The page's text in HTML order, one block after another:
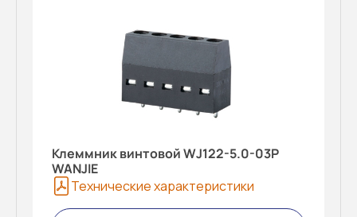
Клеммник винтовой WJ122-5.0-03P
WANJIE
Технические характеристики